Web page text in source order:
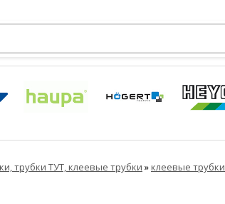
трубки ТУТ, клеевые трубки »клеевые трубки